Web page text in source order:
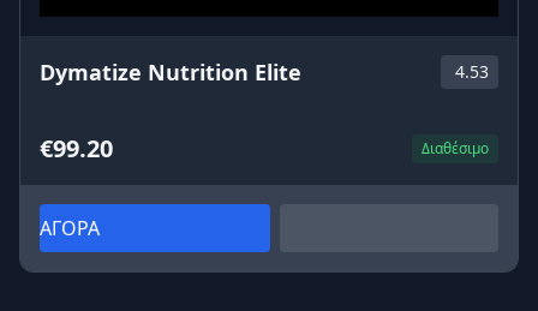
Dymatize Nutrition Elite 4.53
€99.20 Διαθέσιμο
ΑΓΟΡΑ